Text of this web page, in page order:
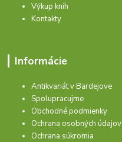
Výkup kníh
Kontakty
Informácie
Antikvariát v Bardejove
Spolupracujme
Obchodné podmienky
Ochrana osobných údajov
Ochrana súkromia